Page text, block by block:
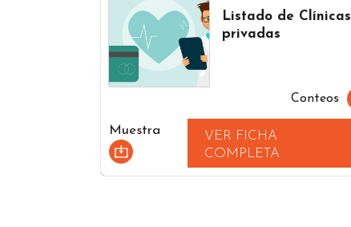
Listado de Clínicas
privadas
Conteos
Muestra
VER FICHA
COMPLETA